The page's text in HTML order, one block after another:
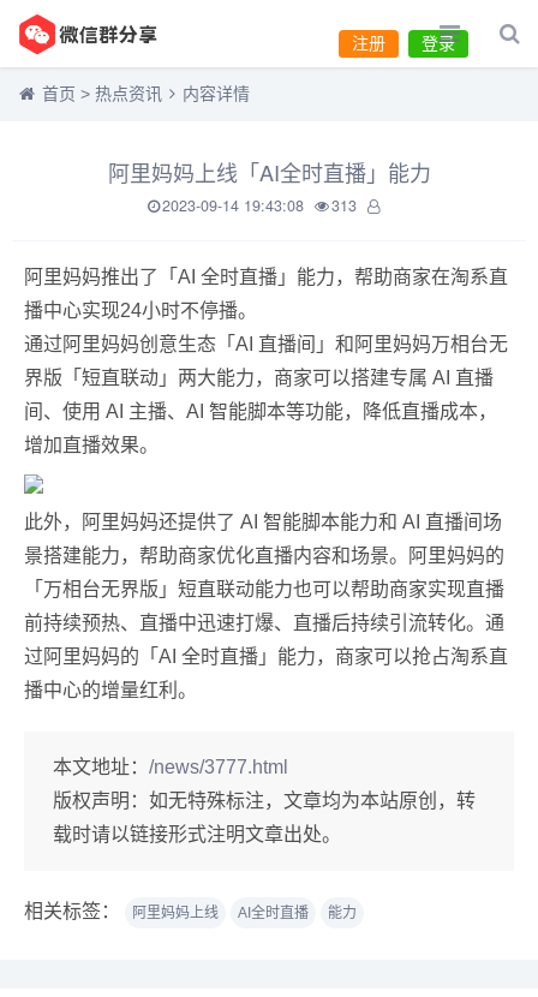
登录
注册
首页 > 热点资讯 内容详情
阿里妈妈上线「AI全时直播」能力
2023-09-14 19:43:08 313
阿里妈妈推出了「AI 全时直播」能力，帮助商家在淘系直
播中心实现24小时不停播。
通过阿里妈妈创意生态「AI 直播间」和阿里妈妈万相台无
界版「短直联动」两大能力，商家可以搭建专属 AI 直播
间、使用 AI 主播、AI 智能脚本等功能，降低直播成本，
增加直播效果。
此外，阿里妈妈还提供了 AI 智能脚本能力和 AI 直播间场
景搭建能力，帮助商家优化直播内容和场景。阿里妈妈的
「万相台无界版」短直联动能力也可以帮助商家实现直播
前持续预热、直播中迅速打爆、直播后持续引流转化。通
过阿里妈妈的「AI 全时直播」能力，商家可以抢占淘系直
播中心的增量红利。
本文地址： /news/3777.html
版权声明： 如无特殊标注，文章均为本站原创，转
载时请以链接形式注明文章出处。
相关标签： 阿里妈妈上线 AI全时直播 能力